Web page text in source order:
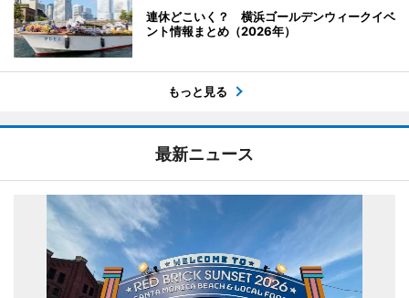
連休どこいく？ 横浜ゴールデンウィークイベ
ント情報まとめ（2026年）
もっと見る
最新ニュース